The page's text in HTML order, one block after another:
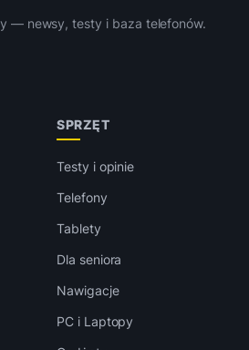
— newsy, testy i baza telefonów.
SPRZĘT
Testy i opinie
Telefony
Tablety
Dla seniora
Nawigacje
PC i Laptopy